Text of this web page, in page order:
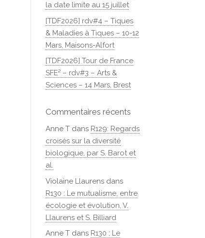
la date limite au 15 juillet
[TDF2026] rdv#4 – Tiques
& Maladies à Tiques – 10-12
Mars, Maisons-Alfort
[TDF2026] Tour de France
SFE² – rdv#3 – Arts &
Sciences – 14 Mars, Brest
Commentaires récents
Anne T dans R129: Regards
croisés sur la diversité
biologique, par S. Barot et
al.
Violaine Llaurens dans
R130 : Le mutualisme, entre
écologie et évolution, V.
Llaurens et S. Billiard
Anne T dans R130 : Le